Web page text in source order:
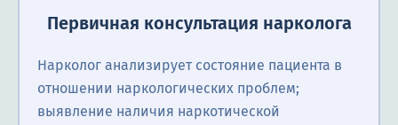
Первичная консультация нарколога
Нарколог анализирует состояние пациента в
отношении наркологических проблем;
выявление наличия наркотической